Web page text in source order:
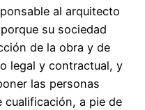
al arquitecto
su sociedad
de la obra y de
legal y contractual, y
las personas
cualificación, a pie de